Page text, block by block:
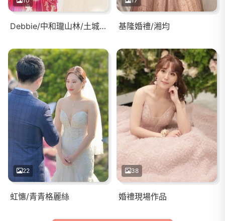
Debbie/中和瓏山林/土城青青 基隆婚禮/湘均
22
虹憓/青青格麗絲
38
婚禮現場作品